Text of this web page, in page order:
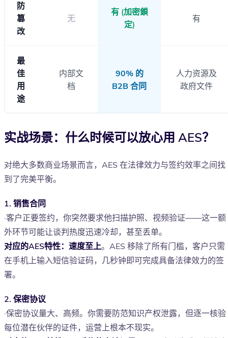
防
篡
改
无
有 (加密鎖
定)
有
最
佳
用
途
内部文
档
90% 的
B2B 合同
人力资源及
政府文件
实战场景：什么时候可以放心用 AES？
对绝大多数商业场景而言，AES 在法律效力与签约效率之间找
到了完美平衡。
1. 销售合同
·客户正要签约，你突然要求他扫描护照、视频验证——这一额
外环节可能让谈判热度迅速冷却，甚至丢单。
对应的AES特性：速度至上。AES 移除了所有门槛，客户只需
在手机上输入短信验证码，几秒钟即可完成具备法律效力的签
署。
2. 保密协议
·保密协议量大、高频。你需要防范知识产权泄露，但逐一核验
每位潜在伙伴的证件，运营上根本不现实。